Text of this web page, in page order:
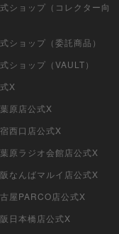
ショップ（コレクター向
ショップ（委託商品）
ショップ（VAULT）
X
原店公式X
西口店公式X
原ラジオ会館店公式X
なんばマルイ店公式X
屋PARCO店公式X
日本橋店公式X